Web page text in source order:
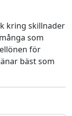
kring skillnader
som
för
bäst som